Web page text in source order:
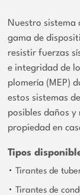
Nuestro sistema
gama de
resistir fuerzas
e integridad de
plomería (MEP)
estos sistemas
posibles daños
propiedad en
Tipos
Tirantes de
Tirantes de